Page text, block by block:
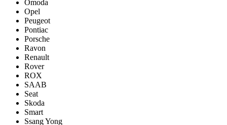
Omoda
Opel
Peugeot
Pontiac
Porsсhe
Ravon
Renault
Rover
ROX
SAAB
Seat
Skoda
Smart
Ssang Yong